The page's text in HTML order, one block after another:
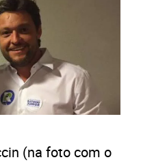
(na foto com o